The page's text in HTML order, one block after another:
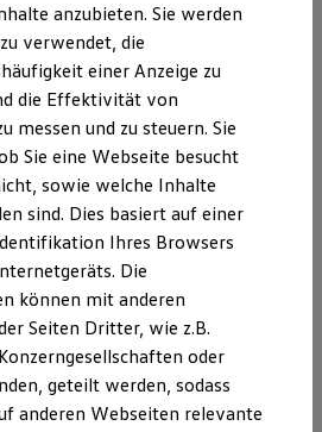
Betriebsflüssigkeiten
und Lifestyle Produkte
Business
Strom
für Privatkunden
für Gewerbekunden
Ladekabel
der Elektrofahrzeuge
für Privatkunden
für Gewerbekunden
anzubieten. Sie werden
verwendet, die
einer Anzeige zu
die Effektivität von
messen und zu steuern. Sie
Sie eine Webseite besucht
sowie welche Inhalte
sind. Dies basiert auf einer
Ihres Browsers
Die
können mit anderen
Seiten Dritter, wie z.B.
oder
geteilt werden, sodass
anderen Webseiten relevante